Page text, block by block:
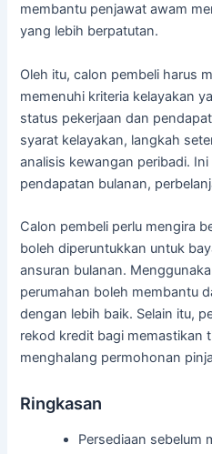
membantu penjawat awam
yang lebih berpatutan.
Oleh itu, calon pembeli harus
memenuhi kriteria kelayakan
status pekerjaan dan
syarat kelayakan, langkah
analisis kewangan peribadi.
pendapatan bulanan,
Calon pembeli perlu mengira
boleh diperuntukkan untuk
ansuran bulanan.
perumahan boleh membantu
dengan lebih baik. Selain itu,
rekod kredit bagi memastikan
menghalang permohonan
Ringkasan
Persediaan sebelum